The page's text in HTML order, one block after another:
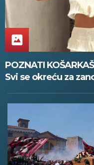
POZNATI
Svi se okreću za